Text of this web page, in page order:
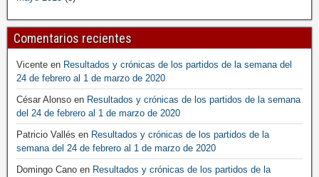
Comentarios recientes
Vicente en Resultados y crónicas de los partidos de la semana del
24 de febrero al 1 de marzo de 2020
César Alonso en Resultados y crónicas de los partidos de la semana
del 24 de febrero al 1 de marzo de 2020
Patricio Vallés en Resultados y crónicas de los partidos de la
semana del 24 de febrero al 1 de marzo de 2020
Domingo Cano en Resultados y crónicas de los partidos de la